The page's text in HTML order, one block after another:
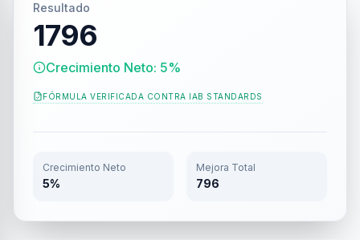
Resultado
1796
Crecimiento Neto: 5%
FÓRMULA VERIFICADA CONTRA IAB STANDARDS
Crecimiento Neto
5%
Mejora Total
796